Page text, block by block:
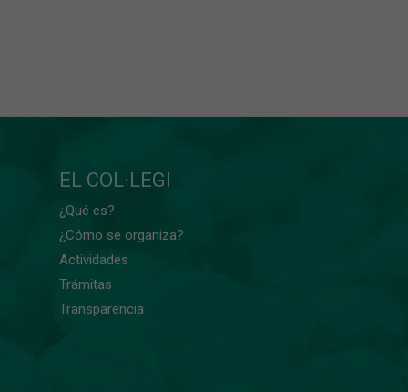
EL COL·LEGI
¿Qué es?
¿Cómo se organiza?
Actividades
Trámitas
Transparencia